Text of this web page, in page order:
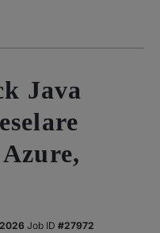
Java
#27972